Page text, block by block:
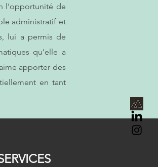
l’opportunité de
administratif et
lui a permis de
qu’elle a
apporter des
en tant